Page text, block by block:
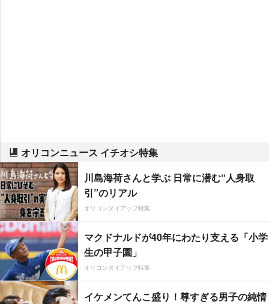
オリコンニュース イチオシ特集
川島海荷さんと学ぶ 日常に潜む“人身取
引”のリアル
オリコンタイアップ特集
マクドナルドが40年にわたり支える「小学
生の甲子園」
オリコンタイアップ特集
イケメンてんこ盛り！尊すぎる男子の純情